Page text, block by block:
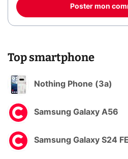
Poster mon
Top smartphone
Nothing Phone (3a)
Samsung Galaxy A56
Samsung Galaxy S24 FE